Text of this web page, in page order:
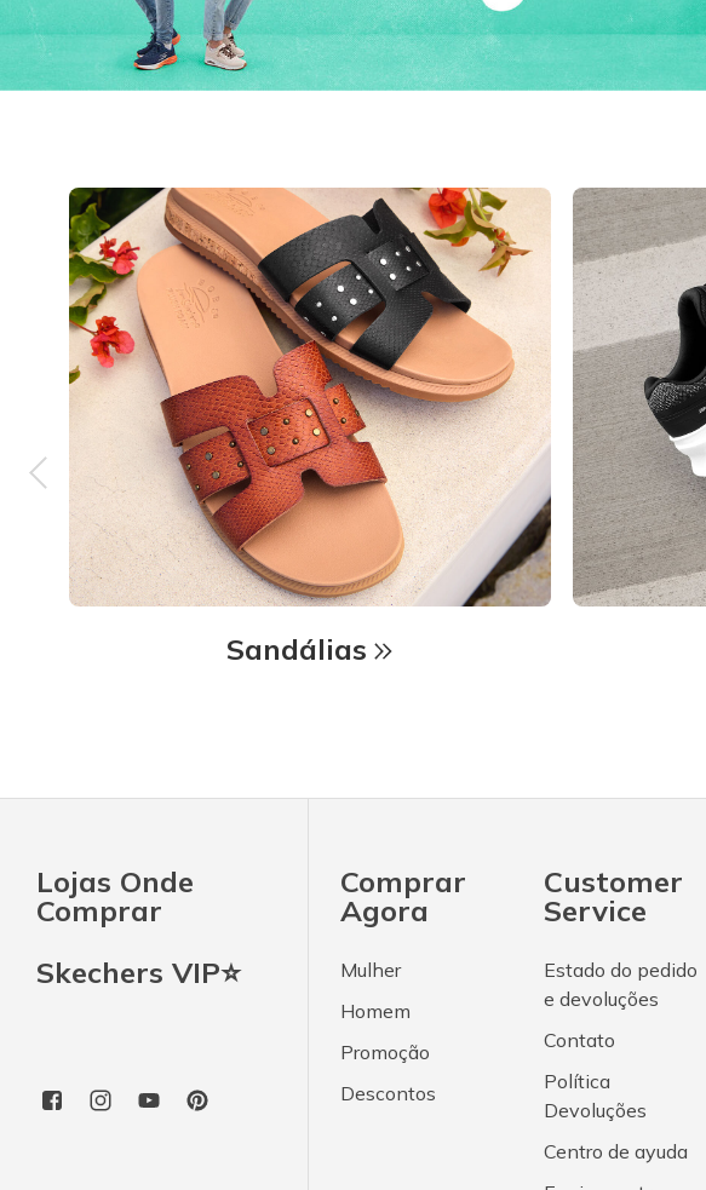
Sandálias
Lojas Onde
Comprar
Skechers VIP⭐
Comprar
Agora
Mulher
Homem
Promoção
Descontos
Customer
Service
Estado do pedido
e devoluções
Contato
Política
Devoluções
Centro de ayuda